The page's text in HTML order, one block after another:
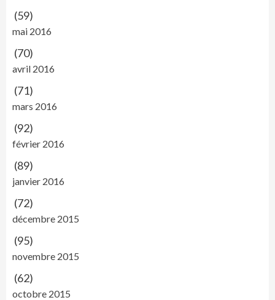
(59)
mai 2016
(70)
avril 2016
(71)
mars 2016
(92)
février 2016
(89)
janvier 2016
(72)
décembre 2015
(95)
novembre 2015
(62)
octobre 2015